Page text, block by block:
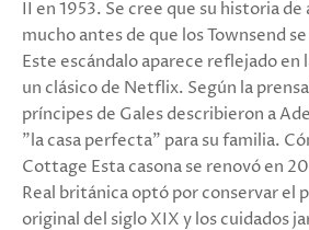
II en 1953. Se cree que su historia
mucho antes de que los Townsend
Este escándalo aparece reflejado en
un clásico de Netflix. Según la
príncipes de Gales describieron a
"la casa perfecta" para su familia.
Cottage Esta casona se renovó en
Real británica optó por conservar el
original del siglo XIX y los cuidados